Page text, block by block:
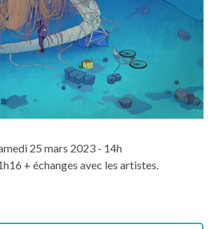
25 mars 2023 - 14h
+ échanges avec les artistes.